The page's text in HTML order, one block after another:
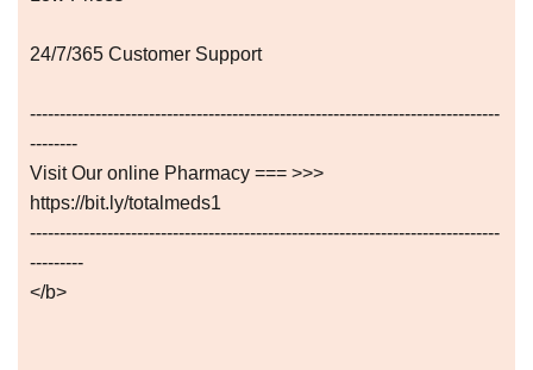
24/7/365 Customer Support
-------------------------------------------------------------------------------
--------
Visit Our online Pharmacy === >>>
https://bit.ly/totalmeds1
-------------------------------------------------------------------------------
---------
</b>